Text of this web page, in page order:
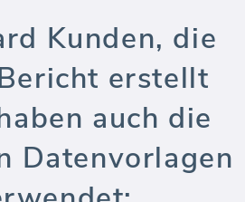
Kunden, die
erstellt
auch die
Datenvorlagen